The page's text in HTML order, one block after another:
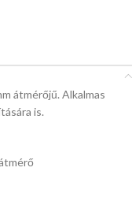
átmérőjű. Alkalmas
is.